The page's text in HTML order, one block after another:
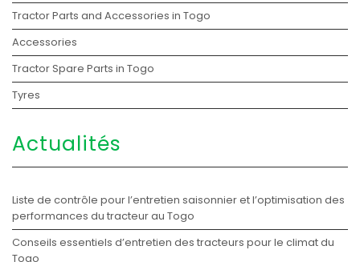
Tractor Parts and Accessories in Togo
Accessories
Tractor Spare Parts in Togo
Tyres
Actualités
Liste de contrôle pour l’entretien saisonnier et l’optimisation des
performances du tracteur au Togo
Conseils essentiels d’entretien des tracteurs pour le climat du
Togo